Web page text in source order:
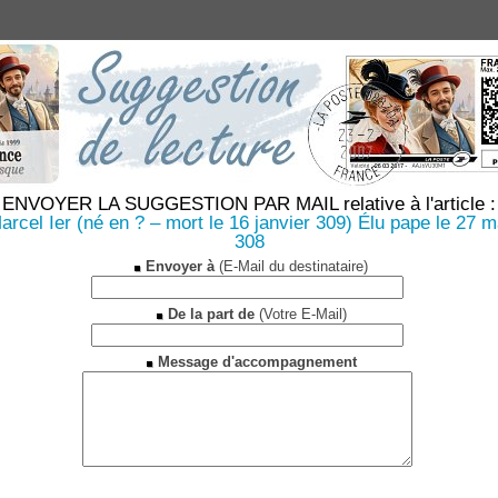
ENVOYER LA SUGGESTION PAR MAIL relative à l'article :
Ier (né en ? – mort le 16 janvier 309) Élu pape le 27
308
Envoyer à(E-Mail du destinataire)
De la part de(Votre E-Mail)
Message d'accompagnement